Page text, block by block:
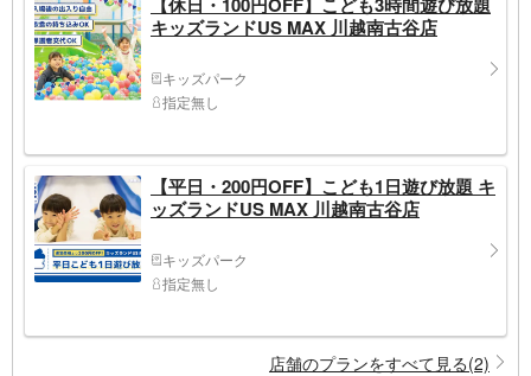
キッズランドUS MAX 川越南古谷店
キッズパーク
指定無し
【平日・200円OFF】こども1日遊び放題 キ
ッズランドUS MAX 川越南古谷店
キッズパーク
指定無し
店舗のプランをすべて見る(2)